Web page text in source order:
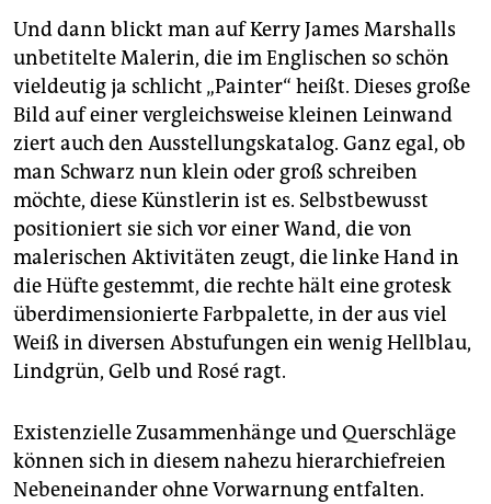
Und dann blickt man auf Kerry James Marshalls
unbetitelte Malerin, die im Englischen so schön
vieldeutig ja schlicht „Painter“ heißt. Dieses große
Bild auf einer vergleichsweise kleinen Leinwand
ziert auch den Ausstellungskatalog. Ganz egal, ob
man Schwarz nun klein oder groß schreiben
möchte, diese Künstlerin ist es. Selbstbewusst
positioniert sie sich vor einer Wand, die von
malerischen Aktivitäten zeugt, die linke Hand in
die Hüfte gestemmt, die rechte hält eine grotesk
überdimensionierte Farbpalette, in der aus viel
Weiß in diversen Abstufungen ein wenig Hellblau,
Lindgrün, Gelb und Rosé ragt.
Existenzielle Zusammenhänge und Querschläge
können sich in diesem nahezu hierarchiefreien
Nebeneinander ohne Vorwarnung entfalten.